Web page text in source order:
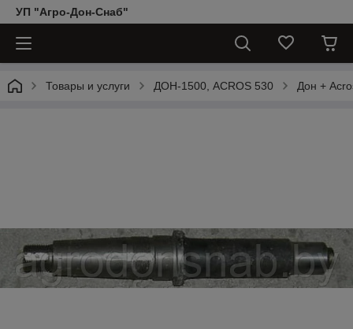
УП "Агро-Дон-Снаб"
Товары и услуги ДОН-1500, АCROS 530 Дон +